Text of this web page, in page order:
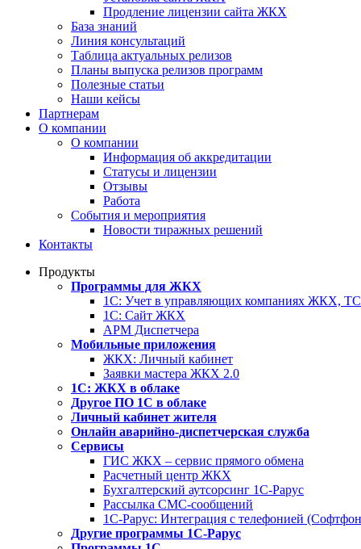
Продление лицензии сайта ЖКХ
База знаний
Линия консультаций
Таблица актуальных релизов
Планы выпуска релизов программ
Полезные статьи
Наши кейсы
Партнерам
О компании
О компании
Информация об аккредитации
Статусы и лицензии
Отзывы
Работа
События и мероприятия
Новости тиражных решений
Контакты
Продукты
Программы для ЖКХ
1С: Учет в управляющих компаниях ЖКХ,
1С: Сайт ЖКХ
АРМ Диспетчера
Мобильные приложения
ЖКХ: Личный кабинет
Заявки мастера ЖКХ 2.0
1С: ЖКХ в облаке
Другое ПО 1С в облаке
Личный кабинет жителя
Онлайн аварийно-диспетчерская служба
Сервисы
ГИС ЖКХ – сервис прямого обмена
Расчетный центр ЖКХ
Бухгалтерский аутсорсинг 1С-Рарус
Рассылка СМС-сообщений
1С-Рарус: Интеграция с телефонией
Другие программы 1С-Рарус